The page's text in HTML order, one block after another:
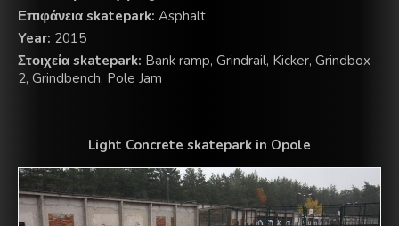
Επιφάνεια skatepark: Asphalt
Year: 2015
Στοιχεία skatepark: Bank ramp, Grindrail, Kicker, Grindbox
2, Grindbench, Pole Jam
Light Concrete skatepark in Opole